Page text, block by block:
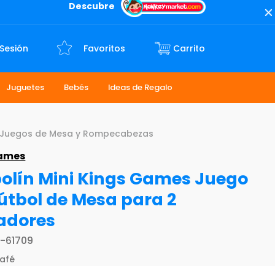
Descubre
Favoritos
Juguetes Bebés Ideas de Regalo
Juegos de Mesa y Rompecabezas
Mini Kings Games Juego
de Mesa para 2
61709